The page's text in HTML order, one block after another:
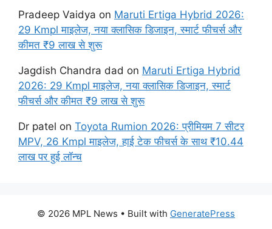
Pradeep Vaidya on Maruti Ertiga Hybrid 2026:
29 Kmpl माइलेज, नया क्लासिक डिजाइन, स्मार्ट फीचर्स और
कीमत ₹9 लाख से शुरू
Jagdish Chandra dad on Maruti Ertiga Hybrid
2026: 29 Kmpl माइलेज, नया क्लासिक डिजाइन, स्मार्ट
फीचर्स और कीमत ₹9 लाख से शुरू
Dr patel on Toyota Rumion 2026: प्रीमियम 7 सीटर
MPV, 26 Kmpl माइलेज, हाई टेक फीचर्स के साथ ₹10.44
लाख पर हुई लॉन्च
© 2026 MPL News • Built with GeneratePress